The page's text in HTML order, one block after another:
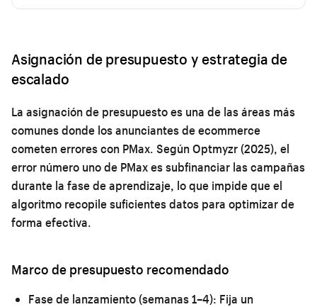
Asignación de presupuesto y estrategia de
escalado
La asignación de presupuesto es una de las áreas más
comunes donde los anunciantes de ecommerce
cometen errores con PMax. Según Optmyzr (2025), el
error número uno de PMax es subfinanciar las campañas
durante la fase de aprendizaje, lo que impide que el
algoritmo recopile suficientes datos para optimizar de
forma efectiva.
Marco de presupuesto recomendado
Fase de lanzamiento (semanas 1–4): Fija un